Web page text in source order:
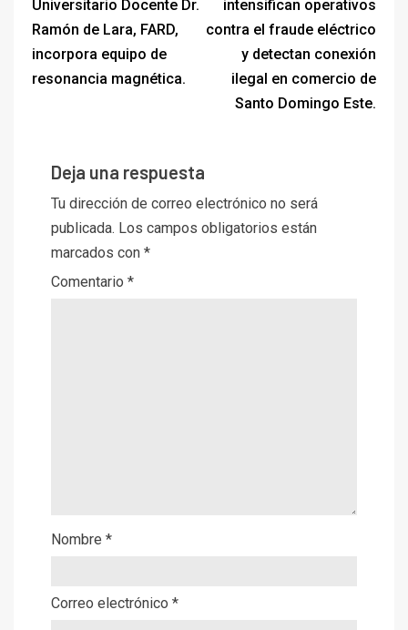
Universitario Docente Dr.
Ramón de Lara, FARD,
incorpora equipo de
resonancia magnética.
intensifican operativos
contra el fraude eléctrico
y detectan conexión
ilegal en comercio de
Santo Domingo Este.
Deja una respuesta
Tu dirección de correo electrónico no será
publicada. Los campos obligatorios están
marcados con *
Comentario *
Nombre *
Correo electrónico *